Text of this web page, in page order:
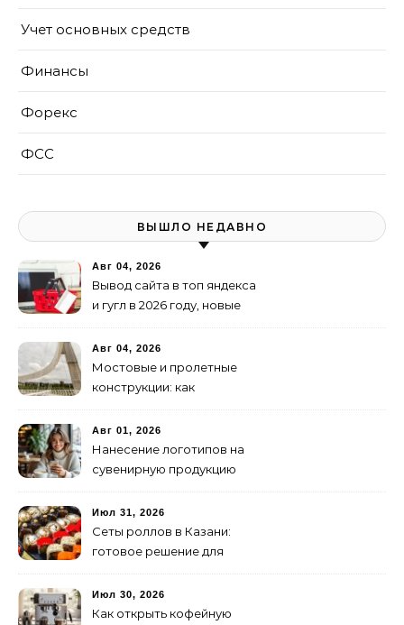
Учет основных средств
Финансы
Форекс
ФСС
ВЫШЛО НЕДАВНО
Авг 04, 2026
Вывод сайта в топ яндекса
и гугл в 2026 году, новые
Авг 04, 2026
Мостовые и пролетные
конструкции: как
изготовление и поставку
Авг 01, 2026
Нанесение логотипов на
сувенирную продукцию
Июл 31, 2026
Сеты роллов в Казани:
готовое решение для
друзьями
Июл 30, 2026
Как открыть кофейную